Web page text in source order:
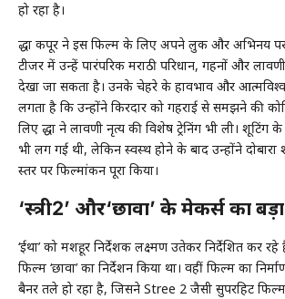
हो रहा है।
श्रद्धा कपूर ने इस फिल्म के लिए अपने लुक और अभिनय
टीजर में उन्हें पारंपरिक मराठी परिधान, गहनों और
देखा जा सकता है। उनके चेहरे के हावभाव और
लगता है कि उन्होंने किरदार को गहराई से समझने की
लिए श्रद्धा ने लावणी नृत्य की विशेष ट्रेनिंग भी ली। शूटिंग
भी लग गई थी, लेकिन स्वस्थ होने के बाद उन्होंने
स्तर पर फिल्मांकन पूरा किया।
‘स्त्री2’ और‘छावा’ के मेकर्स का
‘ईथा’ को मशहूर निर्देशक लक्ष्मण उतेकर निर्देशित कर
फिल्म ‘छावा’ का निर्देशन किया था। वहीं फिल्म का
बैनर तले हो रहा है, जिसने Stree 2 जैसी सुपरहिट